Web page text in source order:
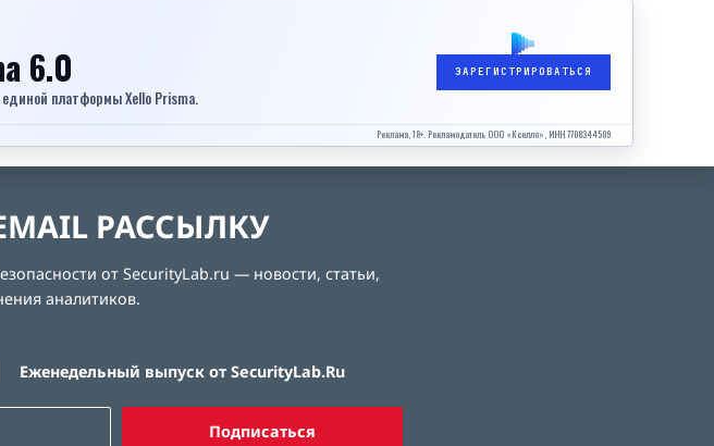
6.0
единой платформы Xello Prisma.
ЗАРЕГИСТРИРОВАТЬСЯ
Реклама, 18+. Рекламодатель ООО «Кселло», ИНН 7708344509
РАССЫЛКУ
от SecurityLab.ru — новости, статьи,
аналитиков.
Еженедельный выпуск от SecurityLab.Ru
Подписаться